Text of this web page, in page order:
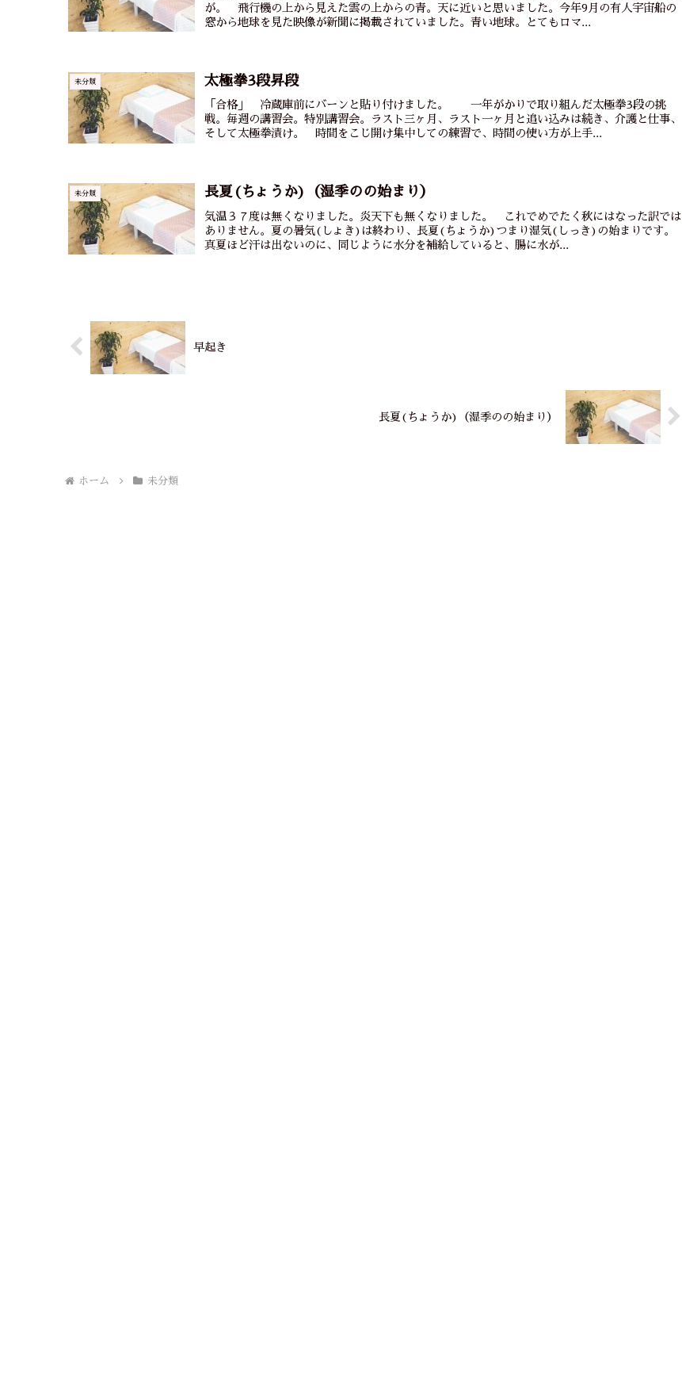
が。 飛行機の上から見えた雲の上からの青。天に近いと思いました。今年9月の有人宇宙船の
窓から地球を見た映像が新聞に掲載されていました。青い地球。とてもロマ...
未分類 太極拳3段昇段
「合格」 冷蔵庫前にバーンと貼り付けました。 一年がかりで取り組んだ太極拳3段の挑
戦。毎週の講習会。特別講習会。ラスト三ヶ月、ラスト一ヶ月と追い込みは続き、介護と仕事、
そして太極拳漬け。 時間をこじ開け集中しての練習で、時間の使い方が上手...
未分類 長夏(ちょうか)（湿季のの始まり）
気温３７度は無くなりました。炎天下も無くなりました。 これでめでたく秋にはなった訳では
ありません。夏の暑気(しょき)は終わり、長夏(ちょうか)つまり湿気(しっき)の始まりです。
真夏ほど汗は出ないのに、同じように水分を補給していると、腸に水が...
早起き
長夏(ちょうか)（湿季のの始まり）
ホーム 未分類